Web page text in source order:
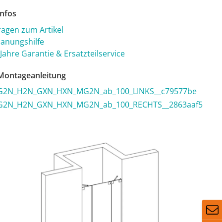
zum Artikel
Garantie & Ersatzteilservice